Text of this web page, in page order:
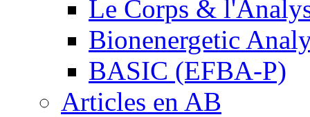
Le Corps &
Bionenergetic
BASIC (EFBA-P)
Articles en AB